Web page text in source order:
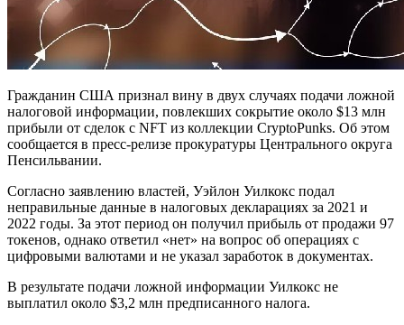
Гражданин США признал вину в двух случаях подачи ложной
налоговой информации, повлекших сокрытие около $13 млн
прибыли от сделок с NFT из коллекции CryptoPunks. Об этом
сообщается в пресс-релизе прокуратуры Центрального округа
Пенсильвании.
Согласно заявлению властей, Уэйлон Уилкокс подал
неправильные данные в налоговых декларациях за 2021 и
2022 годы. За этот период он получил прибыль от продажи 97
токенов, однако ответил «нет» на вопрос об операциях с
цифровыми валютами и не указал заработок в документах.
В результате подачи ложной информации Уилкокс не
выплатил около $3,2 млн предписанного налога.